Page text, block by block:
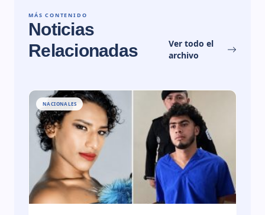
MÁS CONTENIDO
Noticias
Relacionadas
Ver todo el
archivo
NACIONALES